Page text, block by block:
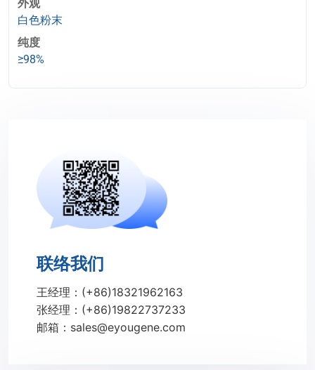
外观
白色粉末
纯度
≥98%
联络我们
王经理：(+86)18321962163
张经理：(+86)19822737233
邮箱：sales@eyougene.com